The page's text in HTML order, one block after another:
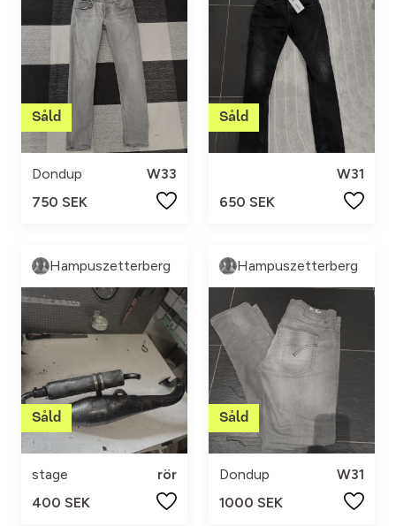
Dondup
W33
750 SEK
W31
650 SEK
Hampuszetterberg
stage
rör
400 SEK
Hampuszetterberg
Dondup
W31
1000 SEK